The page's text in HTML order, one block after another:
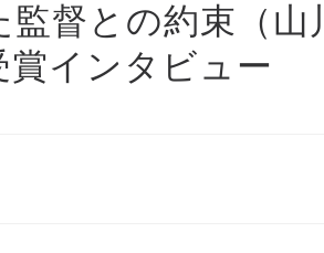
督との約束（山
賞インタビュー